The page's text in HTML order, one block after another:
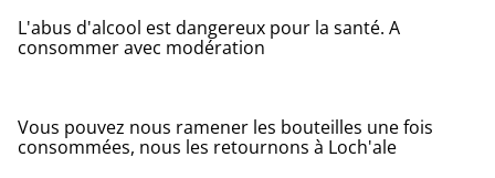
L'abus d'alcool est dangereux pour la santé. A
consommer avec modération
Vous pouvez nous ramener les bouteilles une fois
consommées, nous les retournons à Loch'ale